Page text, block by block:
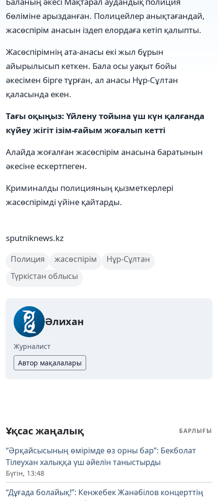
бөліміне арызданған. Полицейлер анықтағандай,
жасөспірім анасын іздеп елордаға кетіп қалыпты.
Жасөспірімнің ата-анасы екі жыл бұрын
айырылысып кеткен. Бала осы уақыт бойы
әкесімен бірге тұрған, ал анасы Нұр-Сұлтан
қаласында екен.
Тағы оқыңыз: Үйлену тойына үш күн қалғанда
күйеу жігіт ізім-ғайым жоғалып кетті
Алайда жоғалған жасөспірім анасына баратынын
әкесіне ескертпеген.
Криминалды полицияның қызметкерлері
жасөспірімді үйіне қайтарды.
sputniknews.kz
Полиция жасөспірім
Нұр-Сұлтан
Түркістан облысы
Әлихан
Журналист
Автор мақалалары
Ұқсас жаңалық БАРЛЫҒЫ
“Әрқайсысының өмірімде өз орны бар”: Бекболат
Тілеухан халыққа үш әйелін таныстырды
Бүгін, 13:48
“Дұғада болайық!”: Кенжебек Жанәбілов концерттің